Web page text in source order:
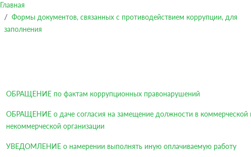
Главная
Формы документов, связанных с противодействием коррупции, для
заполнения
ОБРАЩЕНИЕ по фактам коррупционных правонарушений
ОБРАЩЕНИЕ о даче согласия на замещение должности в коммерческой
некоммерческой организации
УВЕДОМЛЕНИЕ о намерении выполнять иную оплачиваемую работу